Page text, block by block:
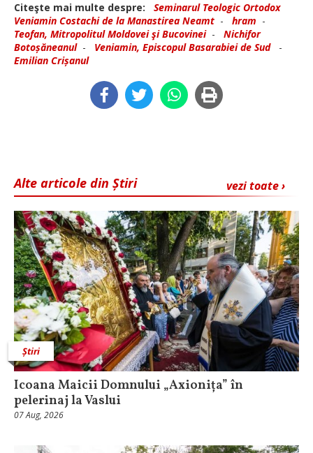
Citeşte mai multe despre:
Seminarul Teologic Ortodox
Veniamin Costachi de la Manastirea Neamt - hram -
Teofan, Mitropolitul Moldovei şi Bucovinei- Nichifor
Botoșăneanul- Veniamin, Episcopul Basarabiei de Sud
-
Emilian Crișanul
vezi toate ›
Alte articole din Știri
Știri
Icoana Maicii Domnului „Axionița” în
pelerinaj la Vaslui
07 Aug, 2026